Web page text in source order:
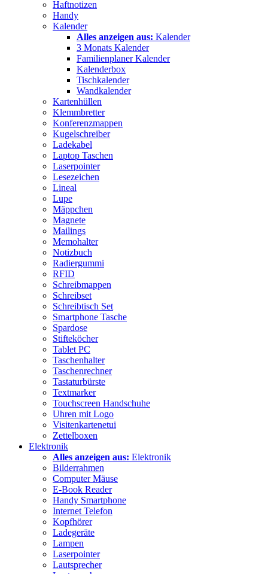
Haftnotizen
Handy
Kalender
Alles anzeigen aus: Kalender
3 Monats Kalender
Familienplaner Kalender
Kalenderbox
Tischkalender
Wandkalender
Kartenhüllen
Klemmbretter
Konferenzmappen
Kugelschreiber
Ladekabel
Laptop Taschen
Laserpointer
Lesezeichen
Lineal
Lupe
Mäppchen
Magnete
Mailings
Memohalter
Notizbuch
Radiergummi
RFID
Schreibmappen
Schreibset
Schreibtisch Set
Smartphone Tasche
Spardose
Stifteköcher
Tablet PC
Taschenhalter
Taschenrechner
Tastaturbürste
Textmarker
Touchscreen Handschuhe
Uhren mit Logo
Visitenkartenetui
Zettelboxen
Elektronik
Alles anzeigen aus: Elektronik
Bilderrahmen
Computer Mäuse
E-Book Reader
Handy Smartphone
Internet Telefon
Kopfhörer
Ladegeräte
Lampen
Laserpointer
Lautsprecher